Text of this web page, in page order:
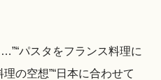
パスタをフランス料理に
の空想”“日本に合わせて